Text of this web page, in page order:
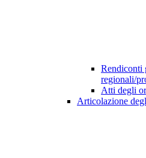
Rendiconti
regionali/
Atti degli
Articolazione